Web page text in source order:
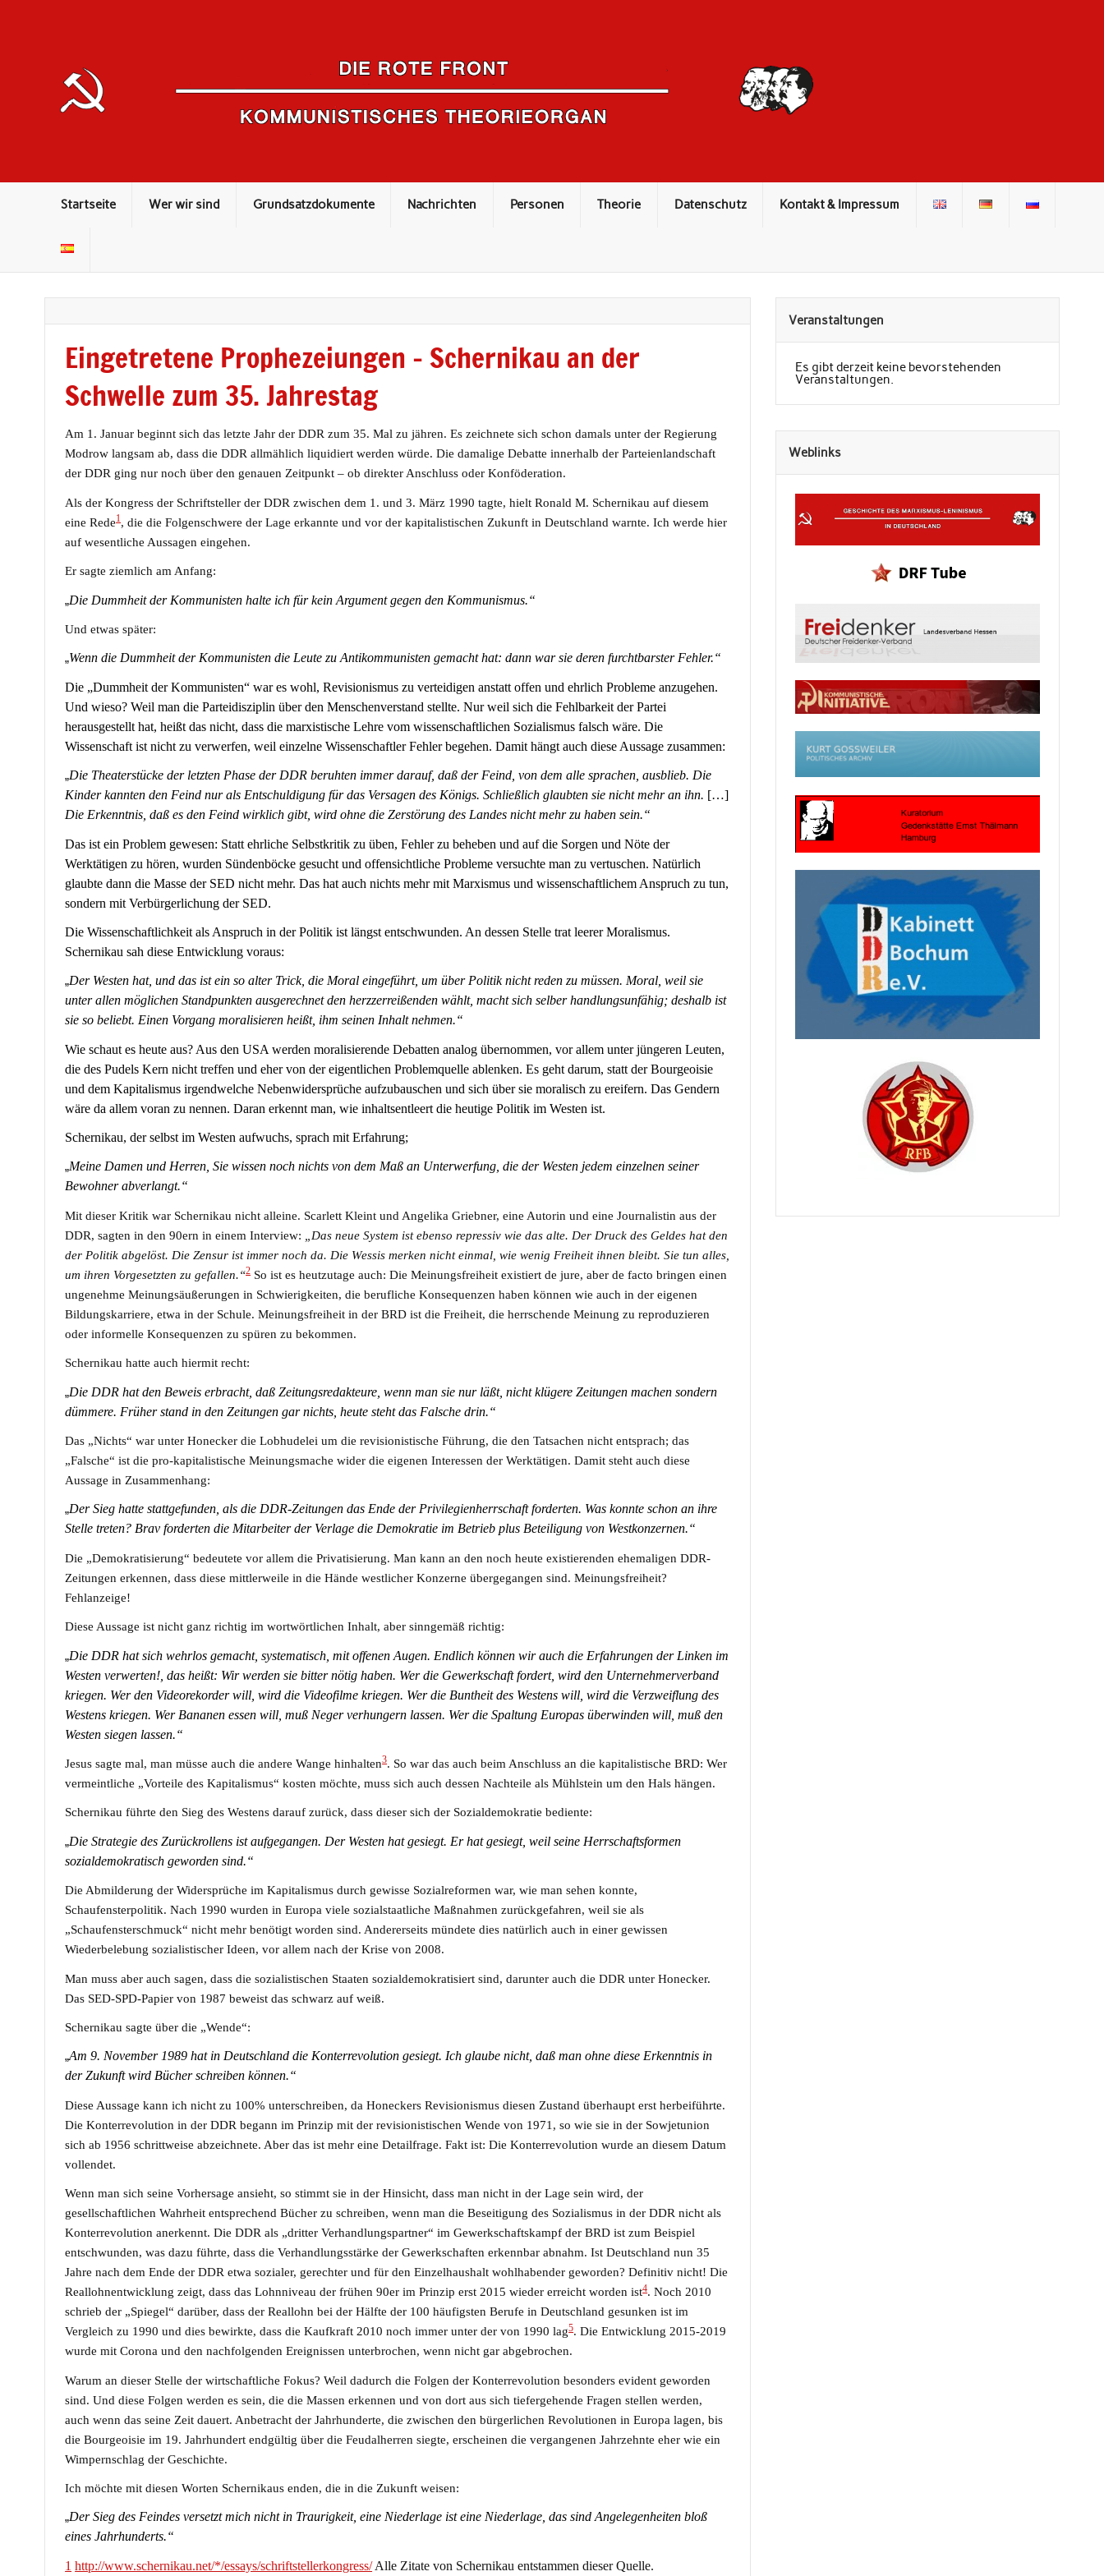
Startseite Wer wir sind Grundsatzdokumente Nachrichten Personen Theorie Datenschutz Kontakt & Impressum
Eingetretene Prophezeiungen – Schernikau an der
Schwelle zum 35. Jahrestag
Am 1. Januar beginnt sich das letzte Jahr der DDR zum 35. Mal zu jähren. Es zeichnete sich schon damals unter der Regierung
Modrow langsam ab, dass die DDR allmählich liquidiert werden würde. Die damalige Debatte innerhalb der Parteienlandschaft
der DDR ging nur noch über den genauen Zeitpunkt – ob direkter Anschluss oder Konföderation.
Als der Kongress der Schriftsteller der DDR zwischen dem 1. und 3. März 1990 tagte, hielt Ronald M. Schernikau auf diesem
eine Rede1, die die Folgenschwere der Lage erkannte und vor der kapitalistischen Zukunft in Deutschland warnte. Ich werde hier
auf wesentliche Aussagen eingehen.
Er sagte ziemlich am Anfang:
„Die Dummheit der Kommunisten halte ich für kein Argument gegen den Kommunismus.“
Und etwas später:
„Wenn die Dummheit der Kommunisten die Leute zu Antikommunisten gemacht hat: dann war sie deren furchtbarster Fehler.“
Die „Dummheit der Kommunisten“ war es wohl, Revisionismus zu verteidigen anstatt offen und ehrlich Probleme anzugehen.
Und wieso? Weil man die Parteidisziplin über den Menschenverstand stellte. Nur weil sich die Fehlbarkeit der Partei
herausgestellt hat, heißt das nicht, dass die marxistische Lehre vom wissenschaftlichen Sozialismus falsch wäre. Die
Wissenschaft ist nicht zu verwerfen, weil einzelne Wissenschaftler Fehler begehen. Damit hängt auch diese Aussage zusammen:
„Die Theaterstücke der letzten Phase der DDR beruhten immer darauf, daß der Feind, von dem alle sprachen, ausblieb. Die
Kinder kannten den Feind nur als Entschuldigung für das Versagen des Königs. Schließlich glaubten sie nicht mehr an ihn. […]
Die Erkenntnis, daß es den Feind wirklich gibt, wird ohne die Zerstörung des Landes nicht mehr zu haben sein.“
Das ist ein Problem gewesen: Statt ehrliche Selbstkritik zu üben, Fehler zu beheben und auf die Sorgen und Nöte der
Werktätigen zu hören, wurden Sündenböcke gesucht und offensichtliche Probleme versuchte man zu vertuschen. Natürlich
glaubte dann die Masse der SED nicht mehr. Das hat auch nichts mehr mit Marxismus und wissenschaftlichem Anspruch zu tun,
sondern mit Verbürgerlichung der SED.
Die Wissenschaftlichkeit als Anspruch in der Politik ist längst entschwunden. An dessen Stelle trat leerer Moralismus.
Schernikau sah diese Entwicklung voraus:
„Der Westen hat, und das ist ein so alter Trick, die Moral eingeführt, um über Politik nicht reden zu müssen. Moral, weil sie
unter allen möglichen Standpunkten ausgerechnet den herzzerreißenden wählt, macht sich selber handlungsunfähig; deshalb ist
sie so beliebt. Einen Vorgang moralisieren heißt, ihm seinen Inhalt nehmen.“
Wie schaut es heute aus? Aus den USA werden moralisierende Debatten analog übernommen, vor allem unter jüngeren Leuten,
die des Pudels Kern nicht treffen und eher von der eigentlichen Problemquelle ablenken. Es geht darum, statt der Bourgeoisie
und dem Kapitalismus irgendwelche Nebenwidersprüche aufzubauschen und sich über sie moralisch zu ereifern. Das Gendern
wäre da allem voran zu nennen. Daran erkennt man, wie inhaltsentleert die heutige Politik im Westen ist.
Schernikau, der selbst im Westen aufwuchs, sprach mit Erfahrung;
„Meine Damen und Herren, Sie wissen noch nichts von dem Maß an Unterwerfung, die der Westen jedem einzelnen seiner
Bewohner abverlangt.“
Mit dieser Kritik war Schernikau nicht alleine. Scarlett Kleint und Angelika Griebner, eine Autorin und eine Journalistin aus der
DDR, sagten in den 90ern in einem Interview:
„Das neue System ist ebenso repressiv wie das alte. Der Druck des Geldes hat den
der Politik abgelöst. Die Zensur ist immer noch da. Die Wessis merken nicht einmal, wie wenig Freiheit ihnen bleibt. Sie tun alles,
um ihren Vorgesetzten zu gefallen.“2 So ist es heutzutage auch: Die Meinungsfreiheit existiert de jure, aber de facto bringen einen
ungenehme Meinungsäußerungen in Schwierigkeiten, die berufliche Konsequenzen haben können wie auch in der eigenen
Bildungskarriere, etwa in der Schule. Meinungsfreiheit in der BRD ist die Freiheit, die herrschende Meinung zu reproduzieren
oder informelle Konsequenzen zu spüren zu bekommen.
Schernikau hatte auch hiermit recht:
„Die DDR hat den Beweis erbracht, daß Zeitungsredakteure, wenn man sie nur läßt, nicht klügere Zeitungen machen sondern
dümmere. Früher stand in den Zeitungen gar nichts, heute steht das Falsche drin.“
Das „Nichts“ war unter Honecker die Lobhudelei um die revisionistische Führung, die den Tatsachen nicht entsprach; das
„Falsche“ ist die pro-kapitalistische Meinungsmache wider die eigenen Interessen der Werktätigen. Damit steht auch diese
Aussage in Zusammenhang:
„Der Sieg hatte stattgefunden, als die DDR-Zeitungen das Ende der Privilegienherrschaft forderten. Was konnte schon an ihre
Stelle treten? Brav forderten die Mitarbeiter der Verlage die Demokratie im Betrieb plus Beteiligung von Westkonzernen.“
Die „Demokratisierung“ bedeutete vor allem die Privatisierung. Man kann an den noch heute existierenden ehemaligen DDR-
Zeitungen erkennen, dass diese mittlerweile in die Hände westlicher Konzerne übergegangen sind. Meinungsfreiheit?
Fehlanzeige!
Diese Aussage ist nicht ganz richtig im wortwörtlichen Inhalt, aber sinngemäß richtig:
„Die DDR hat sich wehrlos gemacht, systematisch, mit offenen Augen. Endlich können wir auch die Erfahrungen der Linken im
Westen verwerten!, das heißt: Wir werden sie bitter nötig haben. Wer die Gewerkschaft fordert, wird den Unternehmerverband
kriegen. Wer den Videorekorder will, wird die Videofilme kriegen. Wer die Buntheit des Westens will, wird die Verzweiflung des
Westens kriegen. Wer Bananen essen will, muß Neger verhungern lassen. Wer die Spaltung Europas überwinden will, muß den
Westen siegen lassen.“
Jesus sagte mal, man müsse auch die andere Wange hinhalten3. So war das auch beim Anschluss an die kapitalistische BRD: Wer
vermeintliche „Vorteile des Kapitalismus“ kosten möchte, muss sich auch dessen Nachteile als Mühlstein um den Hals hängen.
Schernikau führte den Sieg des Westens darauf zurück, dass dieser sich der Sozialdemokratie bediente:
„Die Strategie des Zurückrollens ist aufgegangen. Der Westen hat gesiegt. Er hat gesiegt, weil seine Herrschaftsformen
sozialdemokratisch geworden sind.“
Die Abmilderung der Widersprüche im Kapitalismus durch gewisse Sozialreformen war, wie man sehen konnte,
Schaufensterpolitik. Nach 1990 wurden in Europa viele sozialstaatliche Maßnahmen zurückgefahren, weil sie als
„Schaufensterschmuck“ nicht mehr benötigt worden sind. Andererseits mündete dies natürlich auch in einer gewissen
Wiederbelebung sozialistischer Ideen, vor allem nach der Krise von 2008.
Man muss aber auch sagen, dass die sozialistischen Staaten sozialdemokratisiert sind, darunter auch die DDR unter Honecker.
Das SED-SPD-Papier von 1987 beweist das schwarz auf weiß.
Schernikau sagte über die „Wende“:
„Am 9. November 1989 hat in Deutschland die Konterrevolution gesiegt. Ich glaube nicht, daß man ohne diese Erkenntnis in
der Zukunft wird Bücher schreiben können.“
Diese Aussage kann ich nicht zu 100% unterschreiben, da Honeckers Revisionismus diesen Zustand überhaupt erst herbeiführte.
Die Konterrevolution in der DDR begann im Prinzip mit der revisionistischen Wende von 1971, so wie sie in der Sowjetunion
sich ab 1956 schrittweise abzeichnete. Aber das ist mehr eine Detailfrage. Fakt ist: Die Konterrevolution wurde an diesem Datum
vollendet.
Wenn man sich seine Vorhersage ansieht, so stimmt sie in der Hinsicht, dass man nicht in der Lage sein wird, der
gesellschaftlichen Wahrheit entsprechend Bücher zu schreiben, wenn man die Beseitigung des Sozialismus in der DDR nicht als
Konterrevolution anerkennt. Die DDR als „dritter Verhandlungspartner“ im Gewerkschaftskampf der BRD ist zum Beispiel
entschwunden, was dazu führte, dass die Verhandlungsstärke der Gewerkschaften erkennbar abnahm. Ist Deutschland nun 35
Jahre nach dem Ende der DDR etwa sozialer, gerechter und für den Einzelhaushalt wohlhabender geworden? Definitiv nicht! Die
Reallohnentwicklung zeigt, dass das Lohnniveau der frühen 90er im Prinzip erst 2015 wieder erreicht worden ist4. Noch 2010
schrieb der „Spiegel“ darüber, dass der Reallohn bei der Hälfte der 100 häufigsten Berufe in Deutschland gesunken ist im
Vergleich zu 1990 und dies bewirkte, dass die Kaufkraft 2010 noch immer unter der von 1990 lag5. Die Entwicklung 2015-2019
wurde mit Corona und den nachfolgenden Ereignissen unterbrochen, wenn nicht gar abgebrochen.
Warum an dieser Stelle der wirtschaftliche Fokus? Weil dadurch die Folgen der Konterrevolution besonders evident geworden
sind. Und diese Folgen werden es sein, die die Massen erkennen und von dort aus sich tiefergehende Fragen stellen werden,
auch wenn das seine Zeit dauert. Anbetracht der Jahrhunderte, die zwischen den bürgerlichen Revolutionen in Europa lagen, bis
die Bourgeoisie im 19. Jahrhundert endgültig über die Feudalherren siegte, erscheinen die vergangenen Jahrzehnte eher wie ein
Wimpernschlag der Geschichte.
Ich möchte mit diesen Worten Schernikaus enden, die in die Zukunft weisen:
„Der Sieg des Feindes versetzt mich nicht in Traurigkeit, eine Niederlage ist eine Niederlage, das sind Angelegenheiten bloß
eines Jahrhunderts.“
1 http://www.schernikau.net/*/essays/schriftstellerkongress/Alle Zitate von Schernikau entstammen dieser Quelle.
Veranstaltungen
Es gibt derzeit keine bevorstehenden
Veranstaltungen.
Weblinks